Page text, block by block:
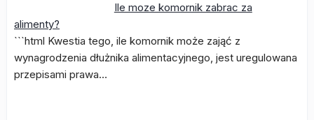
Ile moze komornik zabrac za
alimenty?
```html Kwestia tego, ile komornik może zająć z
wynagrodzenia dłużnika alimentacyjnego, jest uregulowana
przepisami prawa…